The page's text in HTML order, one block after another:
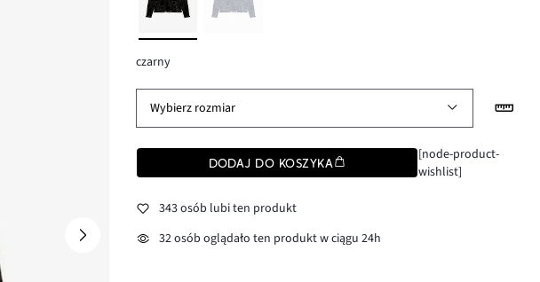
czarny
Wybierz rozmiar
DODAJ DO KOSZYKA
[node-product-
wishlist]
343 osób lubi ten produkt
32 osób oglądało ten produkt w ciągu 24h